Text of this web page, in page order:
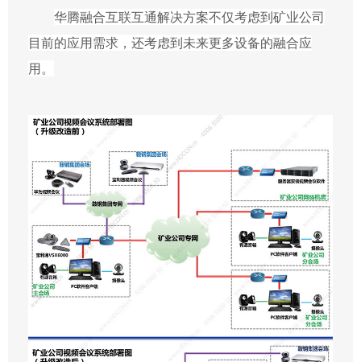
华腾融合互联互通解决方案不仅考虑到矿业公司
目前的应用需求，还考虑到未来更多设备的融合应
用。